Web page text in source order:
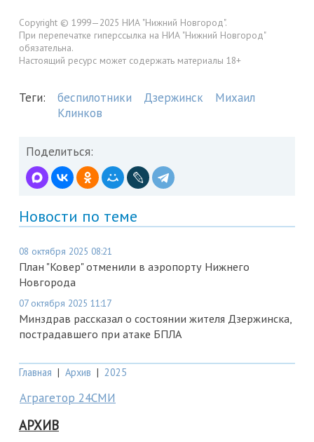
Copyright © 1999—2025 НИА "Нижний Новгород".
При перепечатке гиперссылка на НИА "Нижний Новгород"
обязательна.
Настоящий ресурс может содержать материалы 18+
Теги: беспилотники Дзержинск
Михаил
Клинков
Поделиться:
Новости по теме
08 октября 2025 08:21
План "Ковер" отменили в аэропорту Нижнего
Новгорода
07 октября 2025 11:17
Минздрав рассказал о состоянии жителя Дзержинска,
пострадавшего при атаке БПЛА
Главная | Архив | 2025
Аграгетор 24СМИ
АРХИВ